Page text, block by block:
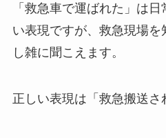
「救急車で運ばれた」は
い表現ですが、救急現場
し雑に聞こえます。
正しい表現は「救急搬送さ